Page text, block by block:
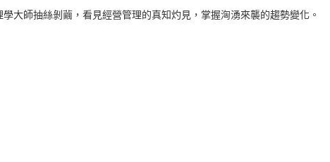
師抽絲剝繭，看見經營管理的真知灼見，掌握洶湧來襲的趨勢變化。